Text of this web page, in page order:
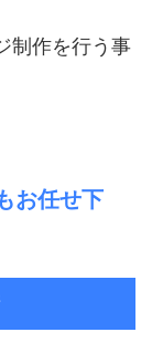
制作を行う事
お任せ下